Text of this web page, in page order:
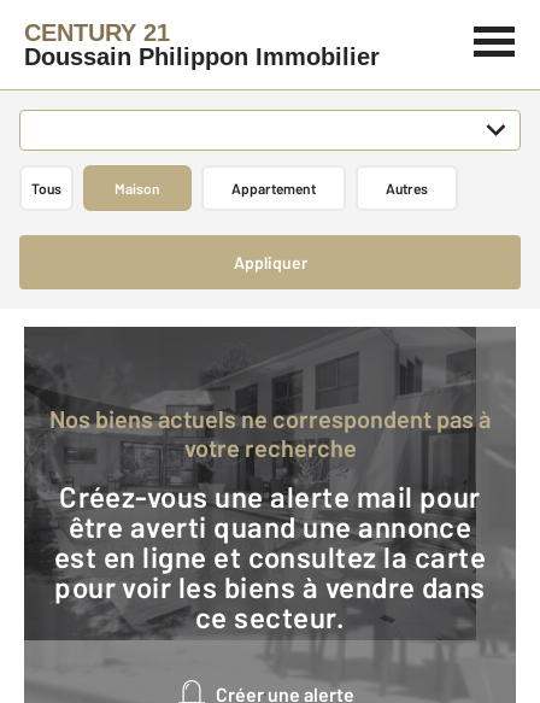
CENTURY 21
Doussain Philippon Immobilier
Tous Maison Appartement Autres
Appliquer
Nos biens actuels ne correspondent pas à
votre recherche
Créez-vous une alerte mail pour
être averti quand une annonce
est en ligne et consultez la carte
pour voir les biens à vendre dans
ce secteur.
Créer une alerte